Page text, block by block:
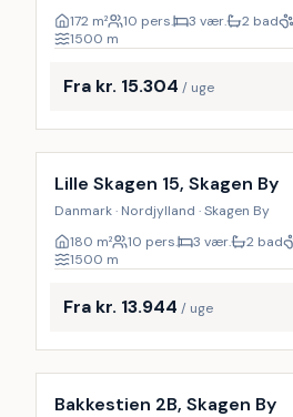
172 m² 10 pers. 3 vær. 2 bad
1500 m
Fra kr. 15.304 / uge
Inkl. rengøring
Lille Skagen 15, Skagen By
Danmark · Nordjylland · Skagen By
180 m² 10 pers. 3 vær. 2 bad
1500 m
Fra kr. 13.944 / uge
Inkl. rengøring
Bakkestien 2B, Skagen By